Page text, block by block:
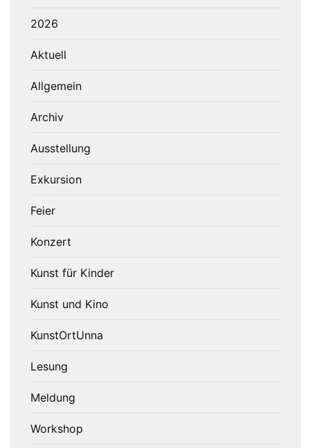
2026
Aktuell
Allgemein
Archiv
Ausstellung
Exkursion
Feier
Konzert
Kunst für Kinder
Kunst und Kino
KunstOrtUnna
Lesung
Meldung
Workshop